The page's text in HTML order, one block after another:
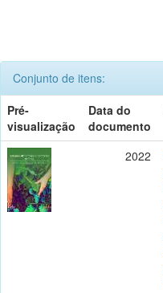
Conjunto de itens:
Pré-
visualização
Data do
documento
2022